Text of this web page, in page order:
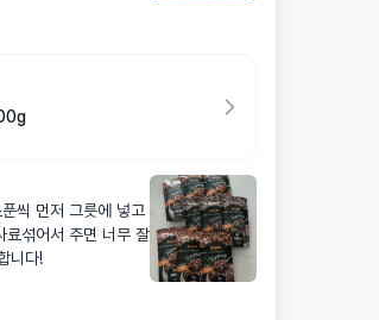
씩 먼저 그릇에 넣고
료섞어서 주면 너무 잘
니다!